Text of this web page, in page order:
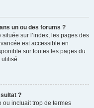
un ou des forums ?
sur l’index, les pages des
est accessible en
sur toutes les pages du
utilisé.
?
ou incluait trop de termes